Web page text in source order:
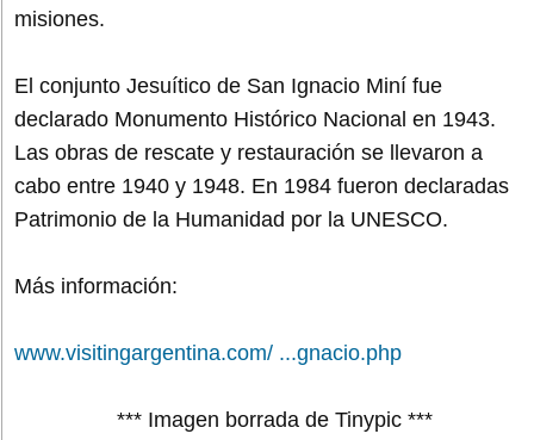
misiones.
El conjunto Jesuítico de San Ignacio Miní fue
declarado Monumento Histórico Nacional en 1943.
Las obras de rescate y restauración se llevaron a
cabo entre 1940 y 1948. En 1984 fueron declaradas
Patrimonio de la Humanidad por la UNESCO.
Más información:
www.visitingargentina.com/ ...gnacio.php
*** Imagen borrada de Tinypic ***